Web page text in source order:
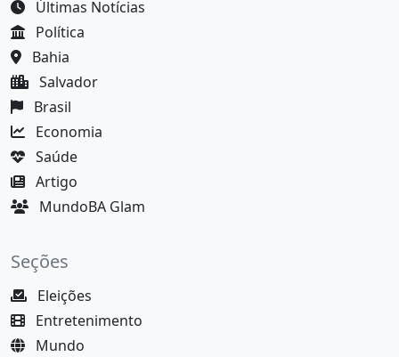
Últimas Notícias
Política
Bahia
Salvador
Brasil
Economia
Saúde
Artigo
MundoBA Glam
Seções
Eleições
Entretenimento
Mundo